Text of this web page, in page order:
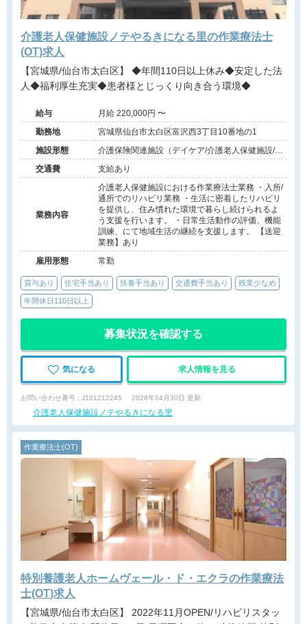
介護老人保健施設ノテやるきになる里の作業療法士
(OT)求人
【宮城県/仙台市太白区】 ◆年間110日以上休み◆安定した法
人◆福利厚生充実◆患者様とじっくり向き合う環境◆
給与
月給 220,000円 〜
勤務地
宮城県仙台市太白区富沢西3丁目10番地の1
施設形態
介護保険関連施設（デイケア/介護老人保健施設/訪
問看護・リハ）
交通費 支給あり
業務内容
介護老人保健施設における作業療法士業務 ・入所/
通所でのリハビリ業務 ・生活に密着したリハビリ
を提供し、住み慣れた環境で暮らし続けられるよ
う支援を行います。 ・日常生活動作の評価、機能
訓練、にて地域生活の継続を支援します。 【送迎
業務】あり
雇用形態
常勤
賞与あり 住宅手当あり 扶養手当あり 交通費手当あり 残業少なめ
年間休日110日以上
募集状況を確認する
気になる 求人情報を見る
お問い合わせ番号 : J101212245 2026年04月30日 更新
介護老人保健施設ノテやるきになる里
作業療法士(OT)
特別養護老人ホームヴェール・ド・エクラの作業療法
士(OT)求人
【宮城県/仙台市太白区】 2022年11月OPEN/リハビリスタッ